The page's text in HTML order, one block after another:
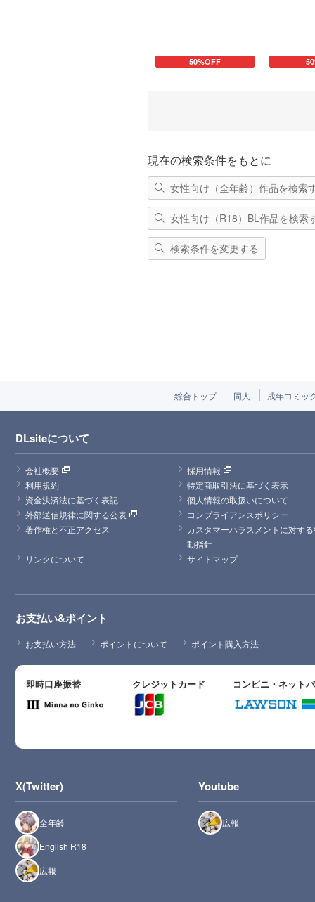
50%OFF
カートに追加 カ
現在の検索条件をもとに
女性向け（全年齢）作品を検索
女性向け（R18）BL作品を検索
検索条件を変更する
総合トップ 同人 成年コミッ
DLsiteについて
会社概要
採用情報
利用規約
特定商取引法に基づく表示
資金決済法に基づく表記
個人情報の取扱いについて
外部送信規律に関する公表
コンプライアンスポリシー
著作権と不正アクセス
カスタマーハラスメントに対す
動指針
リンクについて
サイトマップ
お支払い&ポイント
お支払い方法 ポイントについて ポイント購入方法
即時口座振替 クレジットカード コンビニ・ネット
X(Twitter)
全年齢
English R18
広報
Youtube
広報